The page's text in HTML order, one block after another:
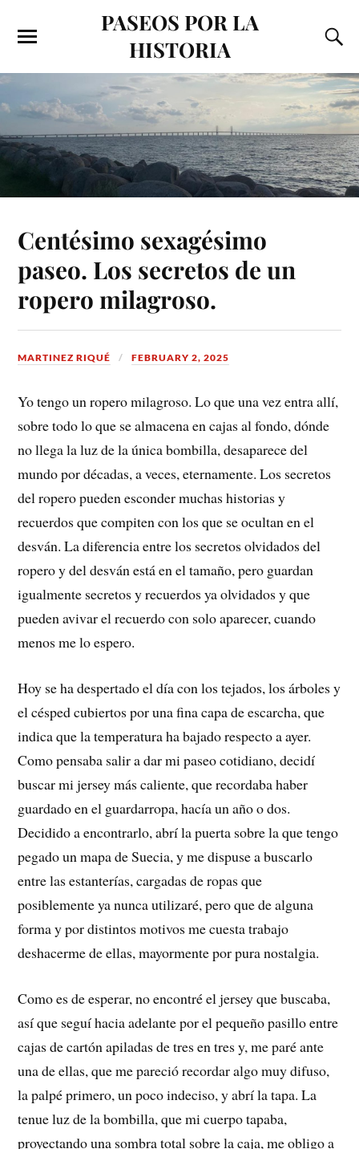
PASEOS POR LA
HISTORIA
Centésimo sexagésimo
paseo. Los secretos de un
ropero milagroso.
MARTINEZ RIQUÉ FEBRUARY 2, 2025
Yo tengo un ropero milagroso. Lo que una vez entra allí,
sobre todo lo que se almacena en cajas al fondo, dónde
no llega la luz de la única bombilla, desaparece del
mundo por décadas, a veces, eternamente. Los secretos
del ropero pueden esconder muchas historias y
recuerdos que compiten con los que se ocultan en el
desván. La diferencia entre los secretos olvidados del
ropero y del desván está en el tamaño, pero guardan
igualmente secretos y recuerdos ya olvidados y que
pueden avivar el recuerdo con solo aparecer, cuando
menos me lo espero.
Hoy se ha despertado el día con los tejados, los árboles y
el césped cubiertos por una fina capa de escarcha, que
indica que la temperatura ha bajado respecto a ayer.
Como pensaba salir a dar mi paseo cotidiano, decidí
buscar mi jersey más caliente, que recordaba haber
guardado en el guardarropa, hacía un año o dos.
Decidido a encontrarlo, abrí la puerta sobre la que tengo
pegado un mapa de Suecia, y me dispuse a buscarlo
entre las estanterías, cargadas de ropas que
posiblemente ya nunca utilizaré, pero que de alguna
forma y por distintos motivos me cuesta trabajo
deshacerme de ellas, mayormente por pura nostalgia.
Como es de esperar, no encontré el jersey que buscaba,
así que seguí hacia adelante por el pequeño pasillo entre
cajas de cartón apiladas de tres en tres y, me paré ante
una de ellas, que me pareció recordar algo muy difuso,
la palpé primero, un poco indeciso, y abrí la tapa. La
tenue luz de la bombilla, que mi cuerpo tapaba,
proyectando una sombra total sobre la caja, me obligo a